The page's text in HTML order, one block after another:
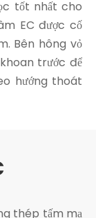
tốt nhất cho
EC được cố
Bên hông vỏ
trước để
hướng thoát
thép tấm mạ